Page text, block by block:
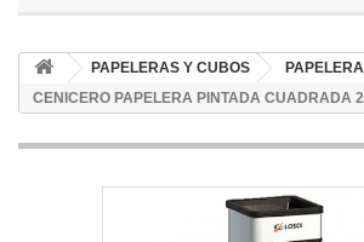
PAPELERAS Y CUBOS
CENICERO PAPELERA PINTADA CUADRADA